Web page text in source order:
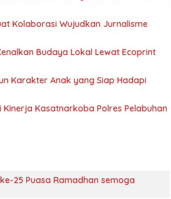
Kolaborasi Wujudkan Jurnalisme
Budaya Lokal Lewat Ecoprint
Karakter Anak yang Siap Hadapi
Kasatnarkoba Polres Pelabuhan
25 Puasa Ramadhan semoga